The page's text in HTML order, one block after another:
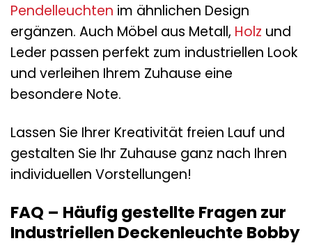
Pendelleuchten im ähnlichen Design
ergänzen. Auch Möbel aus Metall, Holz und
Leder passen perfekt zum industriellen Look
und verleihen Ihrem Zuhause eine
besondere Note.
Lassen Sie Ihrer Kreativität freien Lauf und
gestalten Sie Ihr Zuhause ganz nach Ihren
individuellen Vorstellungen!
FAQ – Häufig gestellte Fragen zur
Industriellen Deckenleuchte Bobby